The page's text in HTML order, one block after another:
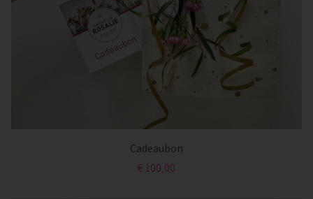
Cadeaubon
€ 100,00